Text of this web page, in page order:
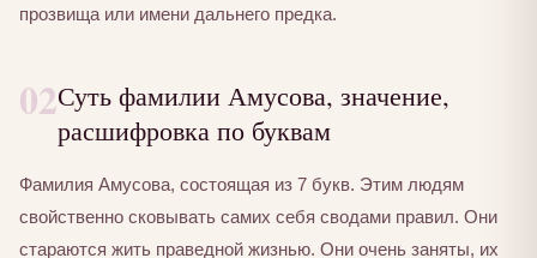
прозвища или имени дальнего предка.
02Суть фамилии Амусова, значение,
расшифровка по буквам
Фамилия Амусова, состоящая из 7 букв. Этим людям
свойственно сковывать самих себя сводами правил. Они
стараются жить праведной жизнью. Они очень заняты, их